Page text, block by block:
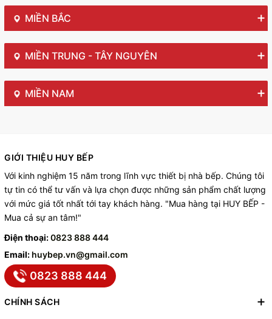
MIỀN BẮC
MIỀN TRUNG - TÂY NGUYÊN
MIỀN NAM
GIỚI THIỆU HUY BẾP
Với kinh nghiệm 15 năm trong lĩnh vực thiết bị nhà bếp. Chúng tôi
tự tin có thể tư vấn và lựa chọn được những sản phẩm chất lượng
với mức giá tốt nhất tới tay khách hàng. "Mua hàng tại HUY BẾP -
Mua cả sự an tâm!"
Điện thoại:0823 888 444
Email: huybep.vn@gmail.com
0823 888 444
CHÍNH SÁCH